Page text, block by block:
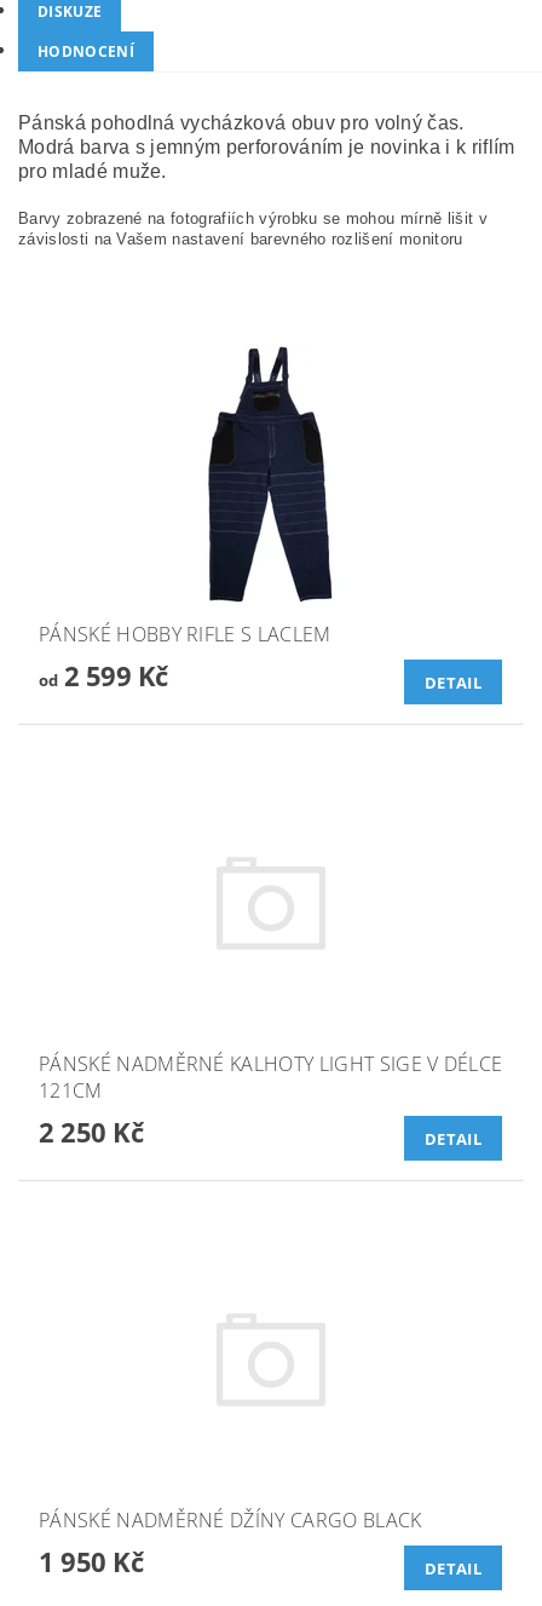
DISKUZE
HODNOCENÍ
Pánská pohodlná vycházková obuv pro volný čas.
Modrá barva s jemným perforováním je novinka i k riflím
pro mladé muže.
Barvy zobrazené na fotografiích výrobku se mohou mírně lišit v
závislosti na Vašem nastavení barevného rozlišení monitoru
PÁNSKÉ HOBBY RIFLE S LACLEM
od2 599 Kč DETAIL
PÁNSKÉ NADMĚRNÉ KALHOTY LIGHT SIGE V DÉLCE
121CM
2 250 Kč DETAIL
PÁNSKÉ NADMĚRNÉ DŽÍNY CARGO BLACK
1 950 Kč DETAIL